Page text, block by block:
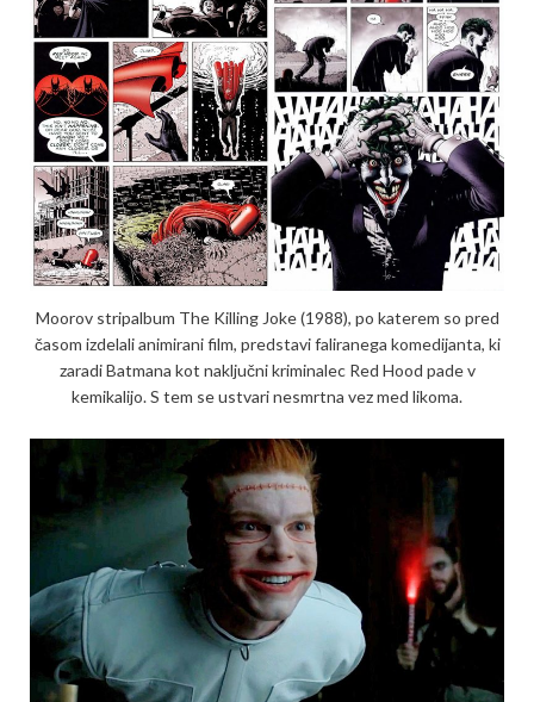
Moorov stripalbum The Killing Joke (1988), po katerem so pred
časom izdelali animirani film, predstavi faliranega komedijanta, ki
zaradi Batmana kot naključni kriminalec Red Hood pade v
kemikalijo. S tem se ustvari nesmrtna vez med likoma.